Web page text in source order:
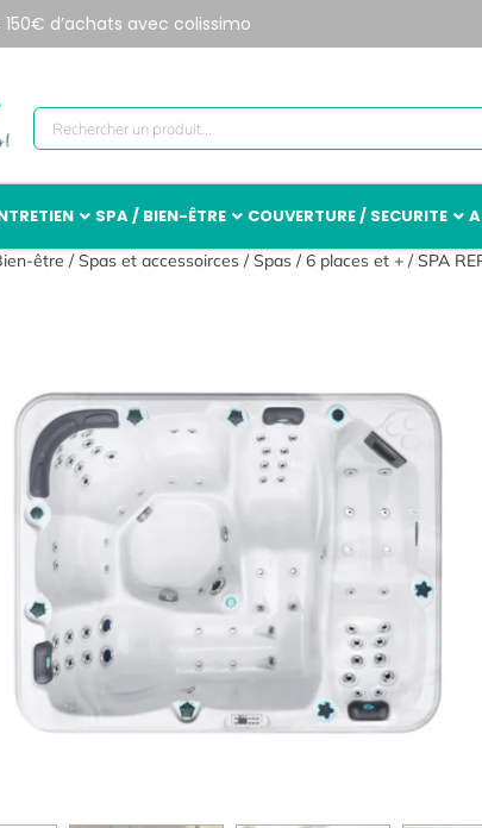
d’achats avec colissimo
SPA / BIEN-ÊTRE COUVERTURE / SECURITE
être /Spas et accessoirces /Spas /6 places et + / SPA